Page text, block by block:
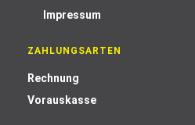
Impressum
ZAHLUNGSARTEN
Rechnung
Vorauskasse